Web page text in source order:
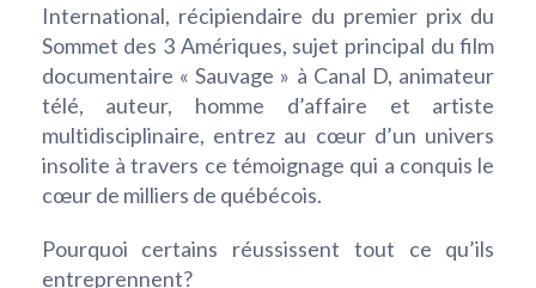
International, récipiendaire du premier prix du
Sommet des 3 Amériques, sujet principal du film
documentaire « Sauvage » à Canal D, animateur
télé, auteur, homme d’affaire et artiste
multidisciplinaire, entrez au cœur d’un univers
insolite à travers ce témoignage qui a conquis le
cœur de milliers de québécois.
Pourquoi certains réussissent tout ce qu’ils
entreprennent?